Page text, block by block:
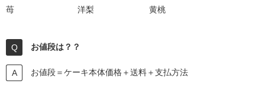
苺 洋梨 黄桃
お値段は？？
お値段＝ケーキ本体価格＋送料＋支払方法